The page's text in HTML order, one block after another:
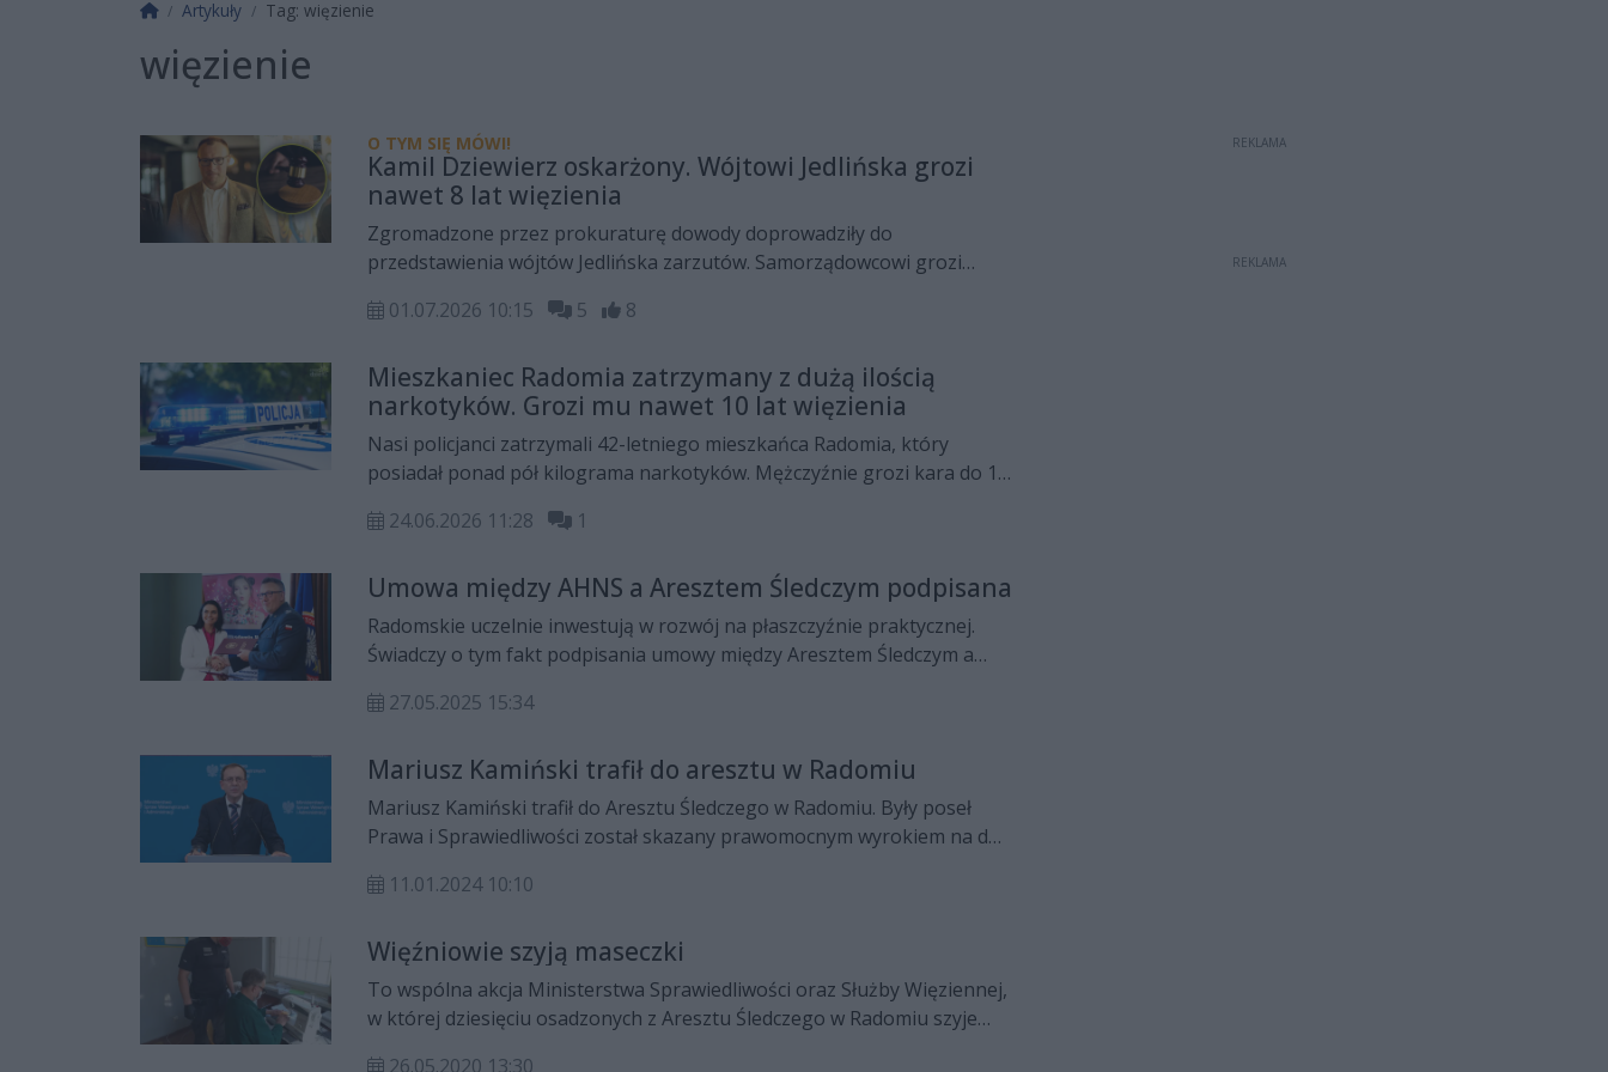
Strona główna
Artykuły Tag: więzienie
więzienie
O TYM SIĘ MÓWI!
Kamil Dziewierz oskarżony. Wójtowi Jedlińska grozi
nawet 8 lat więzienia
Zgromadzone przez prokuraturę dowody doprowadziły do
przedstawienia wójtów Jedlińska zarzutów. Samorządowcowi grozi
niewinny i nie przyznaje się do zarzucanych mu czynów.
01.07.2026 10:15 5 8
Mieszkaniec Radomia zatrzymany z dużą ilością
narkotyków. Grozi mu nawet 10 lat więzienia
Nasi policjanci zatrzymali 42-letniego mieszkańca Radomia, który
posiadał ponad pół kilograma narkotyków. Mężczyźnie grozi kara do 10
24.06.2026 11:28 1
Umowa między AHNS a Aresztem Śledczym podpisana
Radomskie uczelnie inwestują w rozwój na płaszczyźnie praktycznej.
Świadczy o tym fakt podpisania umowy między Aresztem Śledczym a
doradczego oraz wyznaczenie dalszych kierunków kształcenia.
27.05.2025 15:34
Mariusz Kamiński trafił do aresztu w Radomiu
Mariusz Kamiński trafił do Aresztu Śledczego w Radomiu. Były poseł
Prawa i Sprawiedliwości został skazany prawomocnym wyrokiem na dwa
11.01.2024 10:10
Więźniowie szyją maseczki
To wspólna akcja Ministerstwa Sprawiedliwości oraz Służby Więziennej,
w której dziesięciu osadzonych z Aresztu Śledczego w Radomiu szyje
26.05.2020 13:30
REKLAMA
REKLAMA